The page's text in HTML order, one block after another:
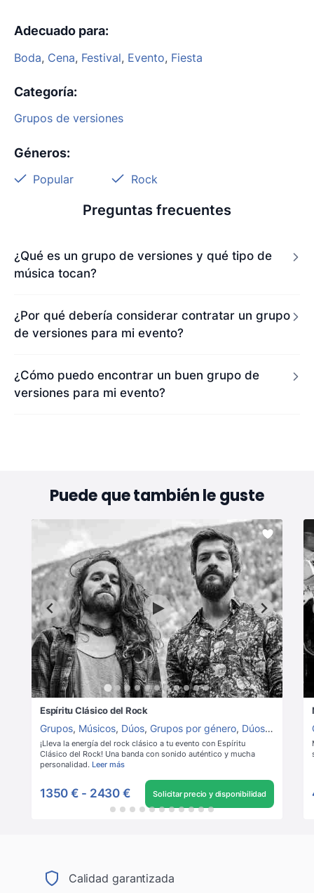
Adecuado para:
Boda, Cena, Festival, Evento, Fiesta
Categoría:
Grupos de versiones
Géneros:
Popular Rock
Preguntas frecuentes
¿Qué es un grupo de versiones y qué tipo de
música tocan?
¿Por qué debería considerar contratar un grupo
de versiones para mi evento?
¿Cómo puedo encontrar un buen grupo de
versiones para mi evento?
Puede que también le guste
Espíritu Clásico del Rock
Grupos, Músicos, Dúos, Grupos por género, Dúos pop
¡Lleva la energía del rock clásico a tu evento con Espíritu
Clásico del Rock! Una banda con sonido auténtico y mucha
personalidad. Leer más
1350 € - 2430 € Solicitar precio y disponibilidad
Calidad garantizada